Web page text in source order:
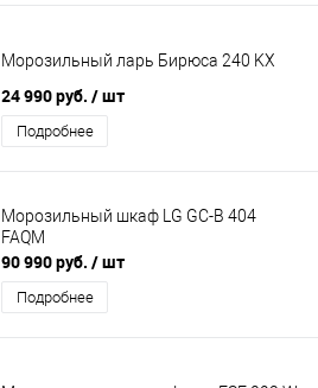
Морозильный ларь Бирюса 240 KX
24 990 руб. / шт
Подробнее
Морозильный шкаф LG GC-B 404
FAQM
90 990 руб. / шт
Подробнее